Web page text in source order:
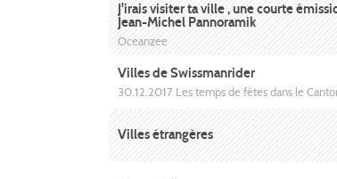
J'irais visiter ta ville , une courte
Jean-Michel Pannoramik
Oceanzee
Villes de Swissmanrider
30.12.2017 Les temps de fêtes dans le
Villes étrangères